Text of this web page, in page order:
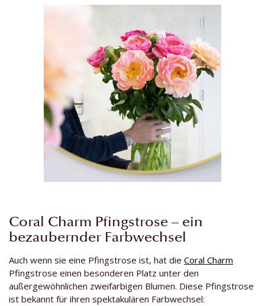
Coral Charm Pfingstrose – ein
bezaubernder Farbwechsel
Auch wenn sie eine Pfingstrose ist, hat die Coral Charm
Pfingstrose einen besonderen Platz unter den
außergewöhnlichen zweifarbigen Blumen. Diese Pfingstrose
ist bekannt für ihren spektakulären Farbwechsel: